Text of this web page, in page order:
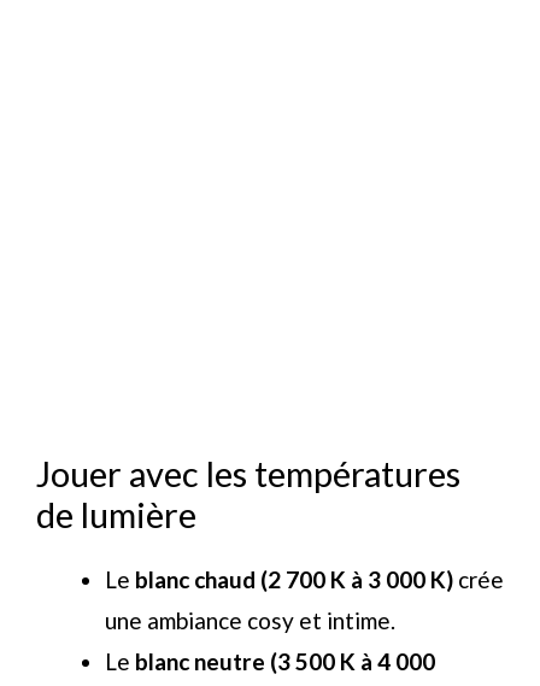
Jouer avec les températures
de lumière
Le blanc chaud (2 700 K à 3 000 K) crée
une ambiance cosy et intime.
Le blanc neutre (3 500 K à 4 000